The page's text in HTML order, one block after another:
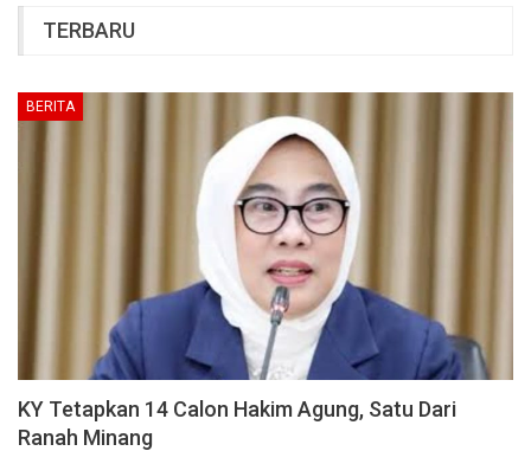
TERBARU
BERITA
KY Tetapkan 14 Calon Hakim Agung, Satu Dari
Ranah Minang